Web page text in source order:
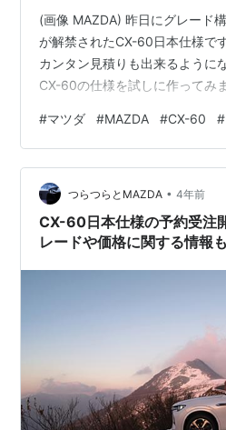
(画像 MAZDA) 昨日にグレード
が解禁されたCX-60日本仕様で
カンタン見積りも出来るように
CX-60の仕様を試しに作ってみ
#マツダ #MAZDA #CX-60 #
つらつらとMAZDA • 4年前
CX-60日本仕様の予約受注
レードや価格に関する情報